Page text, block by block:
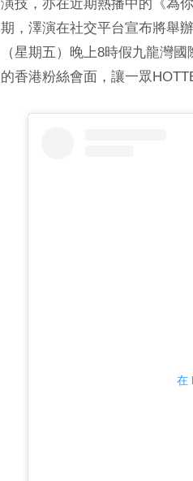
演技，亦在近期熱播中的《為
期，澤演在社交平台宣布將舉
（星期五）晚上8時假九龍灣
的香港粉絲會面，讓一眾
在